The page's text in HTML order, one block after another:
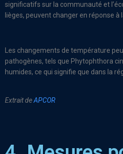
significatifs sur la communauté et
lièges, peuvent changer en réponse
Les changements de température
pathogènes, tels que Phytophthora
humides, ce qui signifie que dans la
Extrait deAPCOR